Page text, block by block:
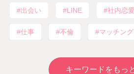
出会い LINE 社内恋愛
仕事 不倫 マッチン
キーワードをもっ